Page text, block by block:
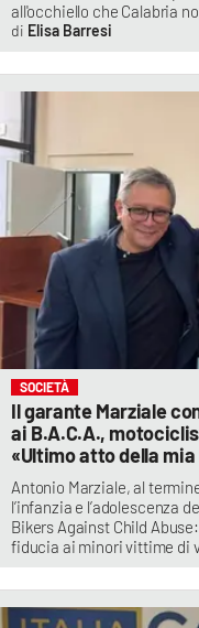
all'occhiello che Calabria
Elisa Barresi
SOCIETÀ
Il garante Marziale
ai B.A.C.A.,
«Ultimo atto della
Antonio Marziale, al
l’infanzia e l’adolescenza
Bikers Against Child
fiducia ai minori vittime di